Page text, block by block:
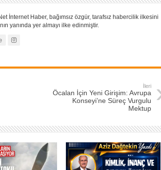
İnternet Haber, bağımsız özgür, tarafsız habercilik ilkesini
yanında yer almayı ilke edinmiştir.
İleri
Öcalan İçin Yeni Girişim: Avrupa
Konseyi’ne Süreç Vurgulu
Mektup